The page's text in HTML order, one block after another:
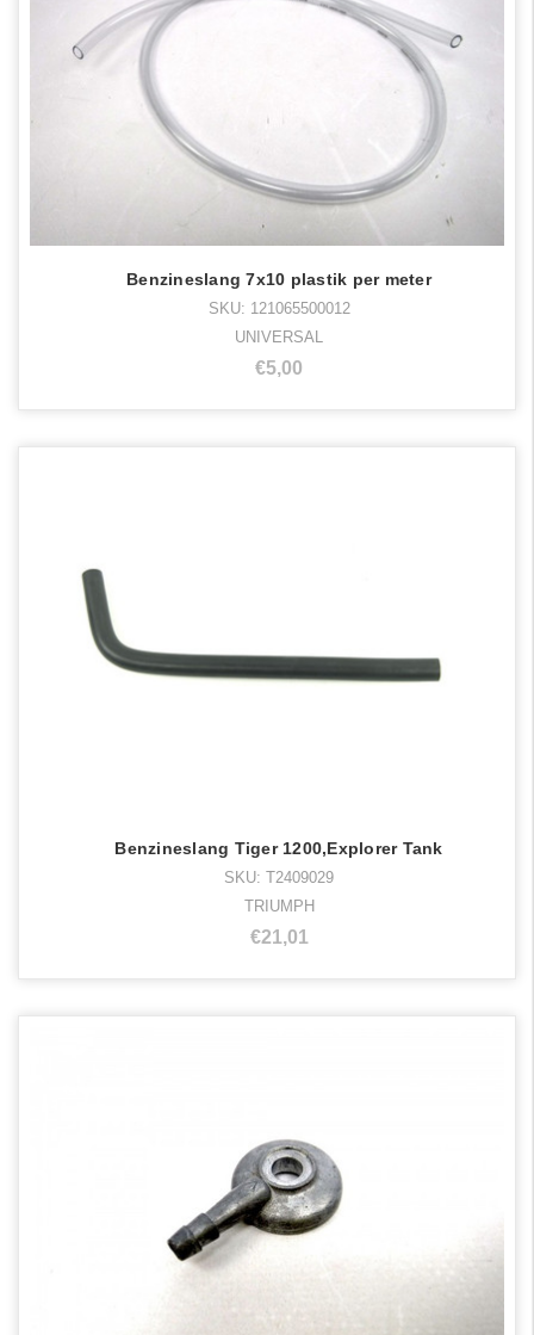
Benzineslang 7x10 plastik per meter
SKU: 121065500012
UNIVERSAL
€5,00
Benzineslang Tiger 1200,Explorer Tank
SKU: T2409029
TRIUMPH
€21,01